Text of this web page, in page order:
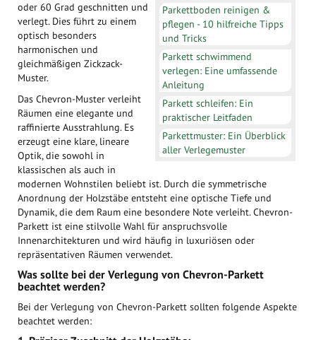
Parkettboden reinigen &
pflegen - 10 hilfreiche Tipps
und Tricks
Parkett schwimmend
verlegen: Eine umfassende
Anleitung
Parkett schleifen: Ein
praktischer Leitfaden
Parkettmuster: Ein Überblick
aller Verlegemuster
oder 60 Grad geschnitten und
verlegt. Dies führt zu einem
optisch besonders
harmonischen und
gleichmäßigen Zickzack-
Muster.
Das Chevron-Muster verleiht
Räumen eine elegante und
raffinierte Ausstrahlung. Es
erzeugt eine klare, lineare
Optik, die sowohl in
klassischen als auch in
modernen Wohnstilen beliebt ist. Durch die symmetrische
Anordnung der Holzstäbe entsteht eine optische Tiefe und
Dynamik, die dem Raum eine besondere Note verleiht. Chevron-
Parkett ist eine stilvolle Wahl für anspruchsvolle
Innenarchitekturen und wird häufig in luxuriösen oder
repräsentativen Räumen verwendet.
Was sollte bei der Verlegung von Chevron-Parkett
beachtet werden?
Bei der Verlegung von Chevron-Parkett sollten folgende Aspekte
beachtet werden: